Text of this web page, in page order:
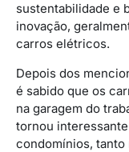
sustentabilidade e
inovação,
carros elétricos.
Depois dos
é sabido que os
na garagem do
tornou
condomínios,